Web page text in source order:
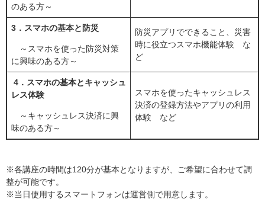
のある方～
3．スマホの基本と防災
～スマホを使った防災対策
に興味のある方～
防災アプリでできること、災害
時に役立つスマホ機能体験 な
ど
4．スマホの基本とキャッシュ
レス体験
～キャッシュレス決済に興
味のある方～
スマホを使ったキャッシュレス
決済の登録方法やアプリの利用
体験 など
※各講座の時間は120分が基本となりますが、ご希望に合わせて調
整が可能です。
※当日使用するスマートフォンは運営側で用意します。